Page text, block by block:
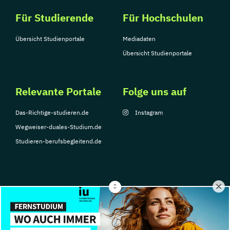
Für Studierende
Übersicht Studienportale
Für Hochschulen
Mediadaten
Übersicht Studienportale
Relevante Portale
Das-Richtige-studieren.de
Wegweiser-duales-Studium.de
Studieren-berufsbegleitend.de
Folge uns auf
Instagram
© Copyright 2026, TarGroup Media GmbH
Impressum
Datenschutzerklärung Nutzungsbedingungen